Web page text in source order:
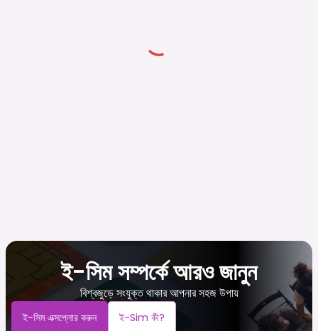
ই-সিম সম্পর্কে আরও জানুন
বিশ্বজুড়ে সংযুক্ত থাকার আপনার সহজ উপায়
ই-সিম এক্সপ্লোর করুন ই-Sim কী?